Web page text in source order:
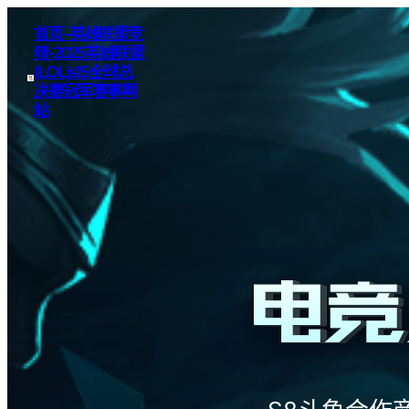
首页–英雄联盟竞
猜-2025英雄联盟
(LOL)s15全球总
决赛冠军赛事网
站